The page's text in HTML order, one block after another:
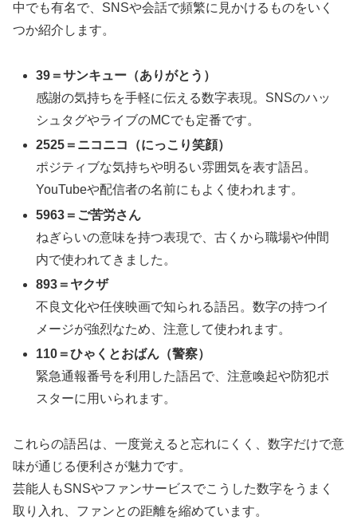
中でも有名で、SNSや会話で頻繁に見かけるものをいく
つか紹介します。
39＝サンキュー（ありがとう）
感謝の気持ちを手軽に伝える数字表現。SNSのハッ
シュタグやライブのMCでも定番です。
2525＝ニコニコ（にっこり笑顔）
ポジティブな気持ちや明るい雰囲気を表す語呂。
YouTubeや配信者の名前にもよく使われます。
5963＝ご苦労さん
ねぎらいの意味を持つ表現で、古くから職場や仲間
内で使われてきました。
893＝ヤクザ
不良文化や任侠映画で知られる語呂。数字の持つイ
メージが強烈なため、注意して使われます。
110＝ひゃくとおばん（警察）
緊急通報番号を利用した語呂で、注意喚起や防犯ポ
スターに用いられます。
これらの語呂は、一度覚えると忘れにくく、数字だけで意
味が通じる便利さが魅力です。
芸能人もSNSやファンサービスでこうした数字をうまく
取り入れ、ファンとの距離を縮めています。